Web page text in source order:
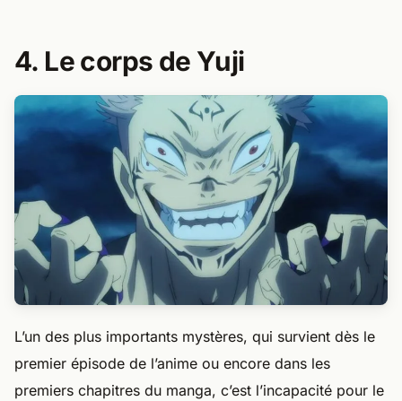
4. Le corps de Yuji
L’un des plus importants mystères, qui survient dès le
premier épisode de l’anime ou encore dans les
premiers chapitres du manga, c’est l’incapacité pour le